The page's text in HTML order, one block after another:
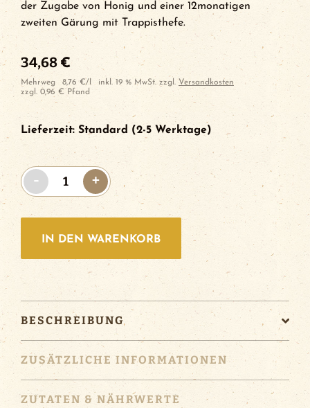
34,68€
Mehrweg 8,76 €/ inkl. 19 % MwSt. zzgl.Versandkosten
zzgl. 0,96 € Pfand
der Zugabe von Honig und einer 12monatigen
zweiten Gärung mit Trappisthefe.
Lieferzeit: Standard (2-5 Werktage)
+
-
Dulcis
12
|
MengeIN DEN WARENKORB
BESCHREIBUNG
ZUSÄTZLICHE INFORMATIONEN
ZUTATEN & NÄHRWERTE